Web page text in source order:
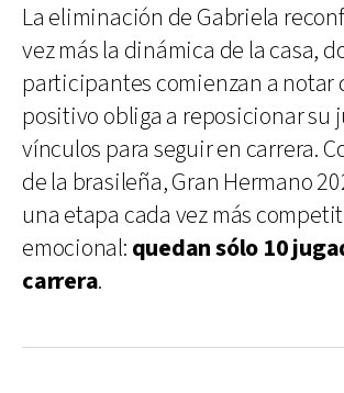
La eliminación de Gabriela
vez más la dinámica de la casa,
participantes comienzan a notar
positivo obliga a reposicionar su
vínculos para seguir en carrera.
de la brasileña, Gran Hermano
una etapa cada vez más
emocional: quedan sólo 10
carrera.